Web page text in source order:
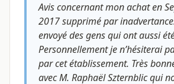
Avis concernant mon achat en
2017 supprimé par inadvertance.
envoyé des gens qui ont aussi
Personnellement je n’hésiterai
par cet établissement. Très
avec M. Raphaël Szternblic qui